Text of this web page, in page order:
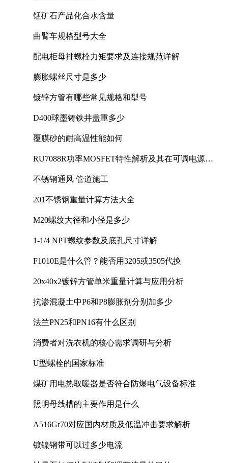
锰矿石产品化合水含量
曲臂车规格型号大全
配电柜母排螺栓力矩要求及连接规范详解
膨胀螺丝尺寸是多少
镀锌方管有哪些常见规格和型号
D400球墨铸铁井盖重多少
覆膜砂的耐高温性能如何
RU7088R功率MOSFET特性解析及其在可调电源设
不锈钢通风 管道施工
201不锈钢重量计算方法大全
M20螺纹大径和小径是多少
1-1/4 NPT螺纹参数及底孔尺寸详解
F1010E是什么管？能否用3205或3505代换
20x40x2镀锌方管单米重量计算与应用分析
抗渗混凝土中P6和P8膨胀剂分别加多少
法兰PN25和PN16有什么区别
消费者对洗衣机的核心需求调研与分析
U型螺栓的国家标准
煤矿用电热取暖器是否符合防爆电气设备标准
照明母线槽的主要作用是什么
A516Gr70对应国内材质及低温冲击要求解析
镀镍钢带可以过多少电流